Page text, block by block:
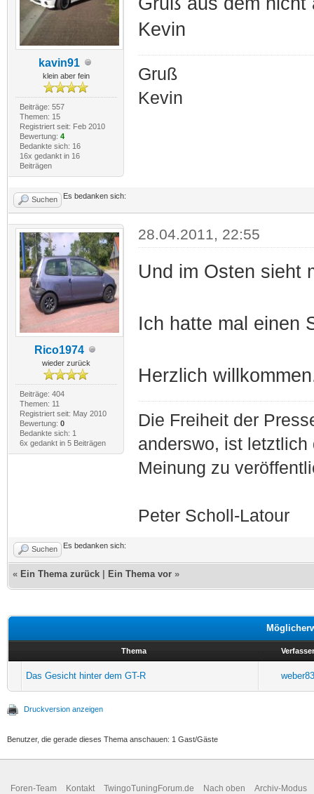
kavin91
klein aber fein
Beiträge: 557
Themen: 15
Registriert seit: Feb 2010
Bewertung: 4
Bedankte sich: 16
16x gedankt in 16
Beiträgen
Kevin
Gruß
Kevin
Suchen Es bedanken sich:
Rico1974
wieder zurück
Beiträge: 404
Themen: 11
Registriert seit: May 2010
Bewertung: 0
Bedankte sich: 1
6x gedankt in 5 Beiträgen
28.04.2011, 22:55
Und im Osten sieht
Ich hatte mal einen
Herzlich
Die Freiheit der
anderswo, ist
Meinung zu
Peter Scholl-Latour
Suchen Es bedanken sich:
« Ein Thema zurück Ein Thema vor »
Thema Verfasser
Das Gesicht hinter dem GT-R weber83
Druckversion anzeigen
Benutzer, die gerade dieses Thema anschauen: 1 Gast/Gäste
Foren-Team Kontakt TwingoTuningForum.de Nach oben Archiv-Modus